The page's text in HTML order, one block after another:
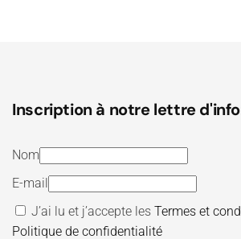
Inscription à notre lettre
Nom
E-mail
J’ai lu et j’accepte lesTermes et
Politique de confidentialité